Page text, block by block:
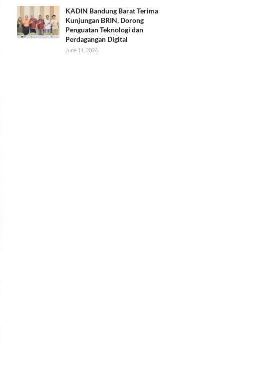
KADIN Bandung Barat Terima
Kunjungan BRIN, Dorong
Penguatan Teknologi dan
Perdagangan Digital
June 11, 2026